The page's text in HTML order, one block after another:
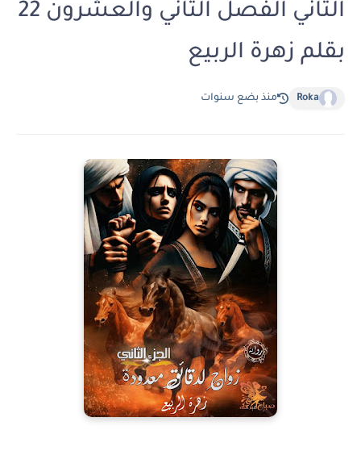
الثاني الفصل الثاني والعشرون 22
بقلم زهرة الربيع
Roka منذ بضع سنوات